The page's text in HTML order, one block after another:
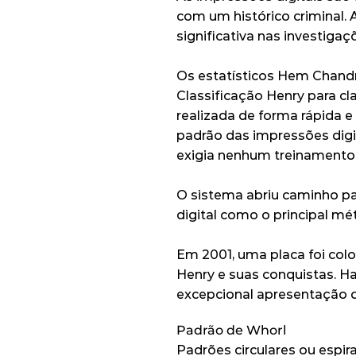
com um histórico criminal.
significativa nas
Os estatísticos Hem
Classificação Henry para
realizada de forma rápida
padrão das impressões
exigia nenhum
O sistema abriu caminho
digital como o principal
Em 2001, uma placa foi
Henry e suas conquistas.
excepcional apresentação
Padrão de Whorl
Padrões circulares ou